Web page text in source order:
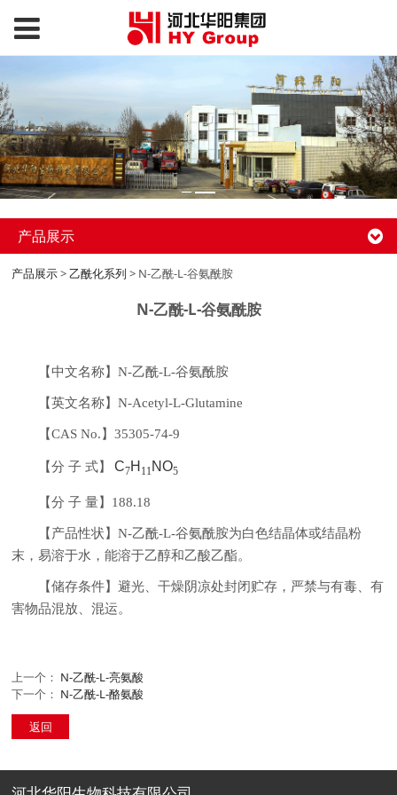
产品展示
产品展示>乙酰化系列 > N-乙酰-L-谷氨酰胺
N-乙酰-L-谷氨酰胺
【中文名称】N-乙酰-L-谷氨酰胺
【英文名称】N-Acetyl-L-Glutamine
【CAS No.】35305-74-9
【分 子 式】 C7H 11 NO5
【分 子 量】188.18
【产品性状】N-乙酰-L-谷氨酰胺为白色结晶体或结晶粉
末，易溶于水，能溶于乙醇和乙酸乙酯。
【储存条件】避光、干燥阴凉处封闭贮存，严禁与有毒、有
害物品混放、混运。
上一个： N-乙酰-L-亮氨酸
下一个： N-乙酰-L-酪氨酸
返回